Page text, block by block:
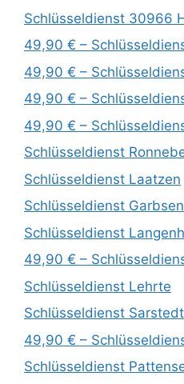
Schlüsseldienst 30966
49,90 € –
49,90 € –
49,90 € –
49,90 € –
Schlüsseldienst
Schlüsseldienst Laatzen
Schlüsseldienst Garbsen
Schlüsseldienst
49,90 € –
Schlüsseldienst Lehrte
Schlüsseldienst Sarstedt
49,90 € –
Schlüsseldienst